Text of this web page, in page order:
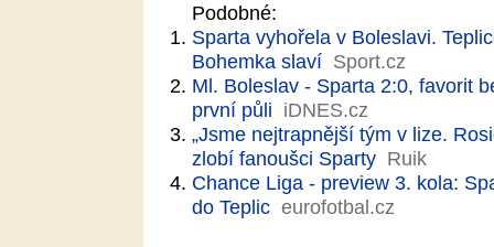
Podobné:
Sparta vyhořela v Boleslavi.
Bohemka slaví Sport.cz
Ml. Boleslav - Sparta 2:0, favorit
první půli iDNES.cz
„Jsme nejtrapnější tým v lize.
zlobí fanoušci Sparty Ruik
Chance Liga - preview 3. kola:
do Teplic eurofotbal.cz